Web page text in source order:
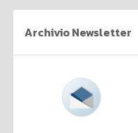
Archivio Newsletter